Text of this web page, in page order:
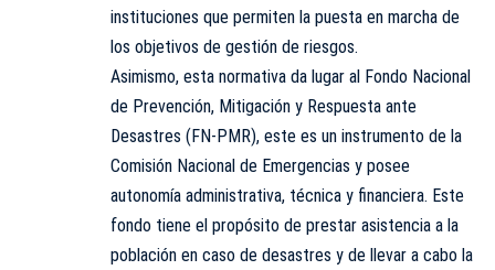
instituciones que permiten la puesta en marcha de
los objetivos de gestión de riesgos.
Asimismo, esta normativa da lugar al Fondo Nacional
de Prevención, Mitigación y Respuesta ante
Desastres (FN-PMR), este es un instrumento de la
Comisión Nacional de Emergencias y posee
autonomía administrativa, técnica y financiera. Este
fondo tiene el propósito de prestar asistencia a la
población en caso de desastres y de llevar a cabo la